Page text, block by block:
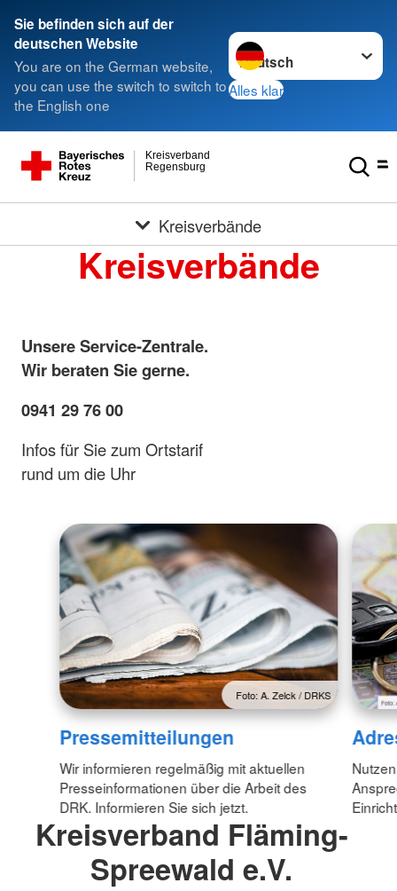
Sie befinden sich auf der
deutschen Website
You are on the German website,
you can use the switch to switch to
the English one
Sprache wechseln zu
Alles klar
Regensburg
Kreisverband
Kreisverbände
Kreisverbände
Unsere Service-Zentrale.
Wir beraten Sie gerne.
0941 29 76 00
Infos für Sie zum Ortstarif
rund um die Uhr
Foto: A. Zelck / DRKS
Pressemitteilungen
Wir informieren regelmäßig mit aktuellen
Presseinformationen über die Arbeit des
DRK. Informieren Sie sich jetzt.
Kreisverband Fläming-
Spreewald e.V.